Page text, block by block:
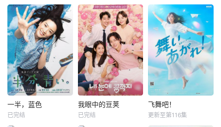
一半，蓝色
已完结
我眼中的豆荚
已完结
飞舞吧！
更新至第116集